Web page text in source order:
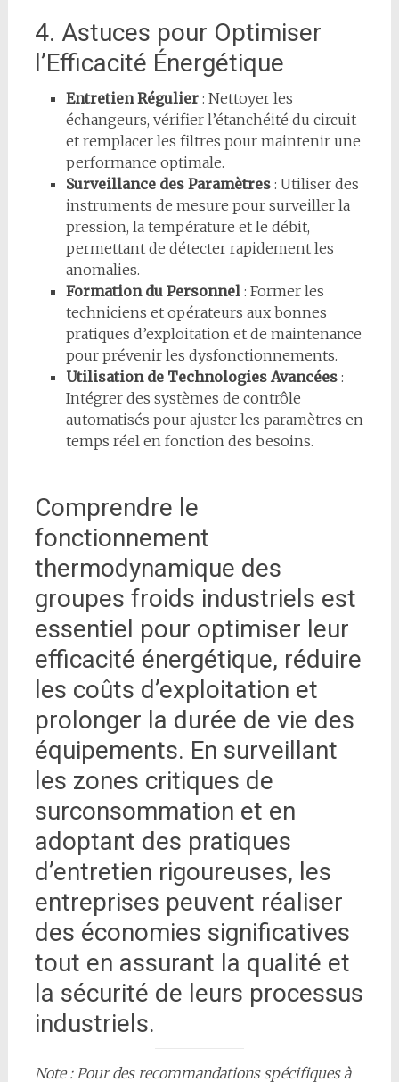
4. Astuces pour Optimiser
l’Efficacité Énergétique
Entretien Régulier: Nettoyer les
échangeurs, vérifier l’étanchéité du circuit
et remplacer les filtres pour maintenir une
performance optimale.
Surveillance des Paramètres: Utiliser des
instruments de mesure pour surveiller la
pression, la température et le débit,
permettant de détecter rapidement les
anomalies.
Formation du Personnel: Former les
techniciens et opérateurs aux bonnes
pratiques d’exploitation et de maintenance
pour prévenir les dysfonctionnements.
Utilisation de Technologies Avancées:
Intégrer des systèmes de contrôle
automatisés pour ajuster les paramètres en
temps réel en fonction des besoins.
Comprendre le
fonctionnement
thermodynamique des
groupes froids industriels est
essentiel pour optimiser leur
efficacité énergétique, réduire
les coûts d’exploitation et
prolonger la durée de vie des
équipements. En surveillant
les zones critiques de
surconsommation et en
adoptant des pratiques
d’entretien rigoureuses, les
entreprises peuvent réaliser
des économies significatives
tout en assurant la qualité et
la sécurité de leurs processus
industriels.
Note : Pour des recommandations spécifiques à